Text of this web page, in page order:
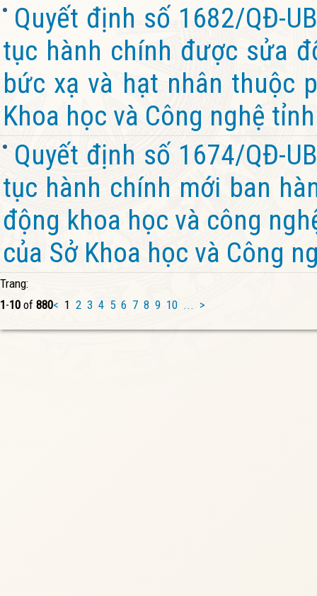
Quyết định số 1682/QĐ-
tục hành chính được sửa
bức xạ và hạt nhân thuộc
Khoa học và Công nghệ
Quyết định số 1674/QĐ-
tục hành chính mới ban
động khoa học và công
của Sở Khoa học và Công
Trang:
1-10 of 880< 1 2 3 4 5 6 7 8 9 10 ... >